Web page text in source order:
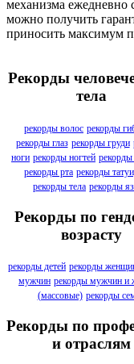
механизма ежедневно
можно получить
приносить максимум
Рекорды
тела
рекорды волос рекорды
рекорды глаз рекорды груди
ноги рекорды ногтей рекорды
рекорды рта рекорды
рекорды тела рекорды
Рекорды по
возрасту
рекорды детей рекорды
мужчин рекорды мужчин и
(массовые) рекорды
Рекорды по
и отраслям